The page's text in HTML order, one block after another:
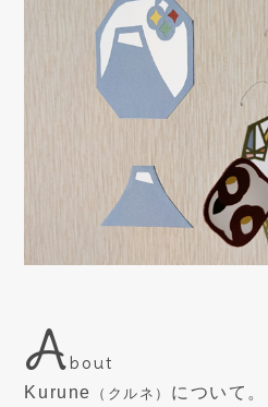
About
Kurune （クルネ） について。